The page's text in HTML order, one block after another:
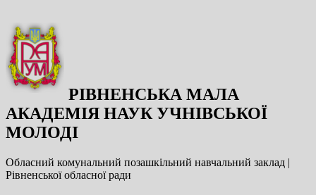
РІВНЕНСЬКА МАЛА
АКАДЕМІЯ НАУК УЧНІВСЬКОЇ
МОЛОДІ
Обласний комунальний позашкільний навчальний заклад |
Рівненської обласної ради